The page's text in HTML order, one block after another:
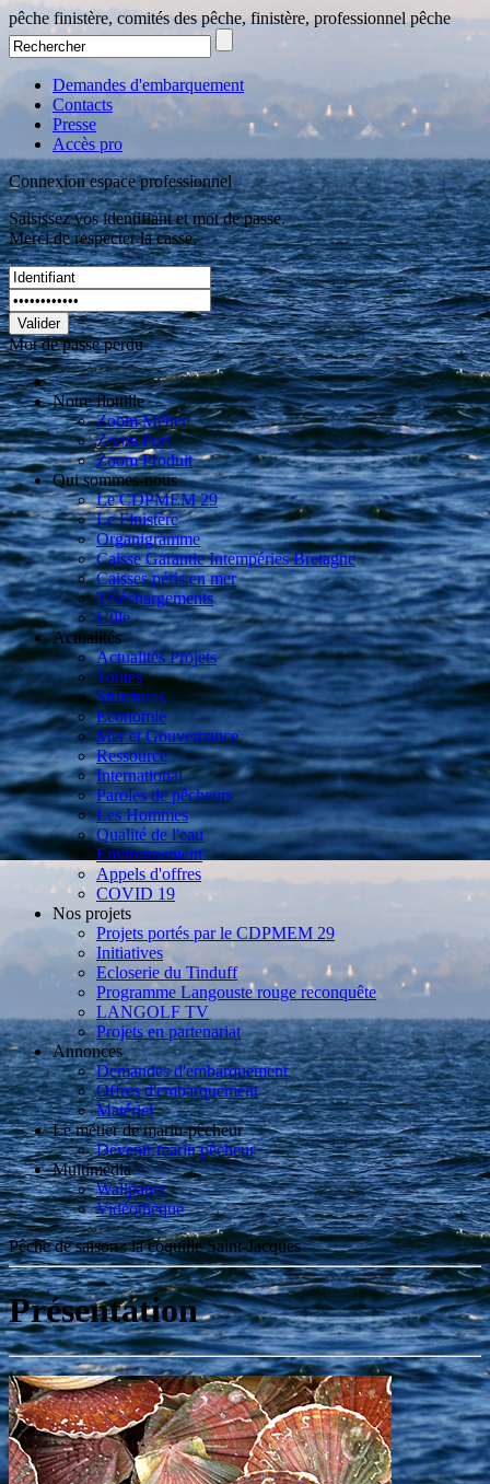
pêche finistère, comités des pêche, finistère, professionnel pêche
Demandes d'embarquement
Contacts
Presse
Accès pro
Connexion espace professionnel
Saisissez vos identifiant et mot de passe.
Merci de respecter la casse.
Valider
Mot de passe perdu
Notre flottille
Zoom Métier
Zoom Port
Zoom Produit
Qui sommes-nous
Le CDPMEM 29
Le Finistère
Organigramme
Caisse Garantie Intempéries Bretagne
Caisses péris en mer
Téléchargements
Utile
Actualités
Actualités Projets
Toutes
Structures
Economie
Mer et Gouvernance
Ressource
International
Paroles de pêcheurs
Les Hommes
Qualité de l'eau
Environnement
Appels d'offres
COVID 19
Nos projets
Projets portés par le CDPMEM 29
Initiatives
Ecloserie du Tinduff
Programme Langouste rouge reconquête
LANGOLF TV
Projets en partenariat
Annonces
Demandes d'embarquement
Offres d'embarquement
Matériel
Le métier de marin-pêcheur
Devenir marin pêcheur
Multimédia
Wallpaper
Vidéothèque
Pêche de saison : la coquille Saint-Jacques
Présentation